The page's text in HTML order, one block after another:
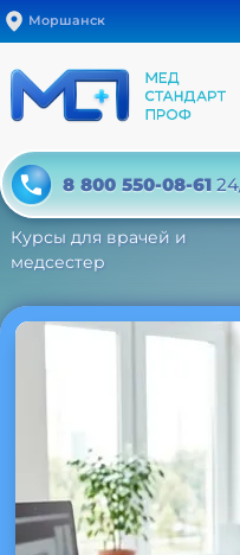
Моршанск
8 800 550-08-61
Курсы для врачей и
медсестер